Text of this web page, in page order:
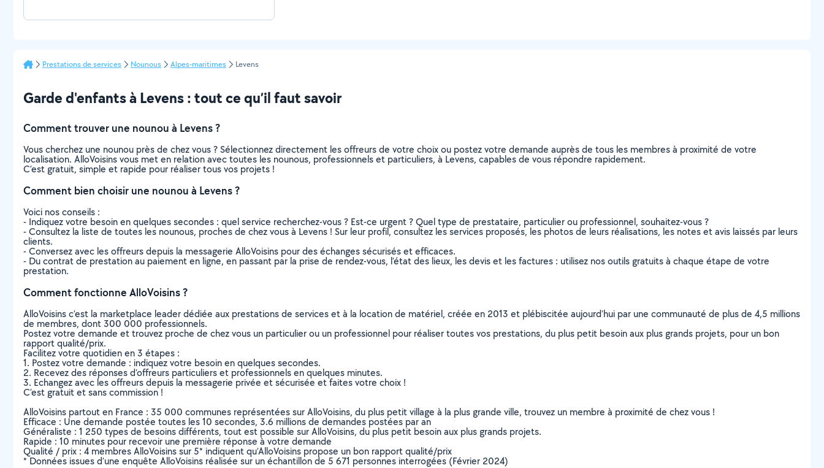
Prestations de services Nounous Alpes-maritimes Levens
Garde d'enfants à Levens : tout ce qu’il faut savoir
Comment trouver une nounou à Levens ?
Vous cherchez une nounou près de chez vous ? Sélectionnez directement les offreurs de votre choix ou postez votre demande auprès de tous les membres à proximité de votre
localisation. AlloVoisins vous met en relation avec toutes les nounous, professionnels et particuliers, à Levens, capables de vous répondre rapidement.
C’est gratuit, simple et rapide pour réaliser tous vos projets !
Comment bien choisir une nounou à Levens ?
Voici nos conseils :
- Indiquez votre besoin en quelques secondes : quel service recherchez-vous ? Est-ce urgent ? Quel type de prestataire, particulier ou professionnel, souhaitez-vous ?
- Consultez la liste de toutes les nounous, proches de chez vous à Levens ! Sur leur profil, consultez les services proposés, les photos de leurs réalisations, les notes et avis laissés par leurs
clients.
- Conversez avec les offreurs depuis la messagerie AlloVoisins pour des échanges sécurisés et efficaces.
- Du contrat de prestation au paiement en ligne, en passant par la prise de rendez-vous, l’état des lieux, les devis et les factures : utilisez nos outils gratuits à chaque étape de votre
prestation.
Comment fonctionne AlloVoisins ?
AlloVoisins c’est la marketplace leader dédiée aux prestations de services et à la location de matériel, créée en 2013 et plébiscitée aujourd’hui par une communauté de plus de 4,5 millions
de membres, dont 300 000 professionnels.
Postez votre demande et trouvez proche de chez vous un particulier ou un professionnel pour réaliser toutes vos prestations, du plus petit besoin aux plus grands projets, pour un bon
rapport qualité/prix.
Facilitez votre quotidien en 3 étapes :
1. Postez votre demande : indiquez votre besoin en quelques secondes.
2. Recevez des réponses d’offreurs particuliers et professionnels en quelques minutes.
3. Echangez avec les offreurs depuis la messagerie privée et sécurisée et faites votre choix !
C’est gratuit et sans commission !
AlloVoisins partout en France : 35 000 communes représentées sur AlloVoisins, du plus petit village à la plus grande ville, trouvez un membre à proximité de chez vous !
Efficace : Une demande postée toutes les 10 secondes, 3.6 millions de demandes postées par an
Généraliste : 1 250 types de besoins différents, tout est possible sur AlloVoisins, du plus petit besoin aux plus grands projets.
Rapide : 10 minutes pour recevoir une première réponse à votre demande
Qualité / prix : 4 membres AlloVoisins sur 5* indiquent qu’AlloVoisins propose un bon rapport qualité/prix
* Données issues d’une enquête AlloVoisins réalisée sur un échantillon de 5 671 personnes interrogées (Février 2024)